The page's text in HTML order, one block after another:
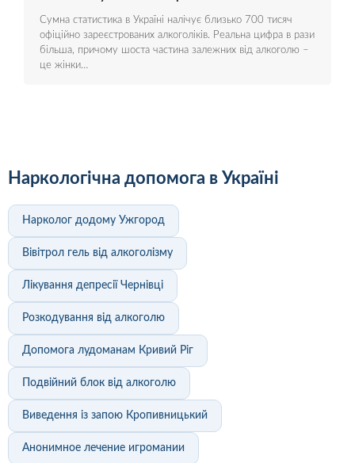
Сумна статистика в Україні налічує близько 700 тисяч
офіційно зареєстрованих алкоголіків. Реальна цифра в рази
більша, причому шоста частина залежних від алкоголю –
це жінки…
Наркологічна допомога в Україні
Нарколог додому Ужгород
Вівітрол гель від алкоголізму
Лікування депресії Чернівці
Розкодування від алкоголю
Допомога лудоманам Кривий Ріг
Подвійний блок від алкоголю
Виведення із запою Кропивницький
Анонимное лечение игромании